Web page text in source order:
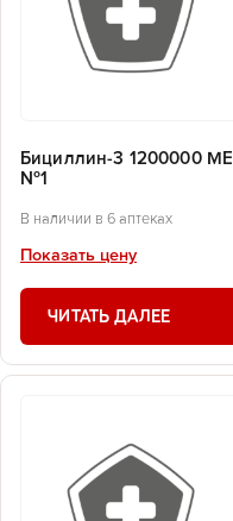
Бициллин-3 1200000 МЕ
№1
В наличии в 6 аптеках
Показать цену
ЧИТАТЬ ДАЛЕЕ